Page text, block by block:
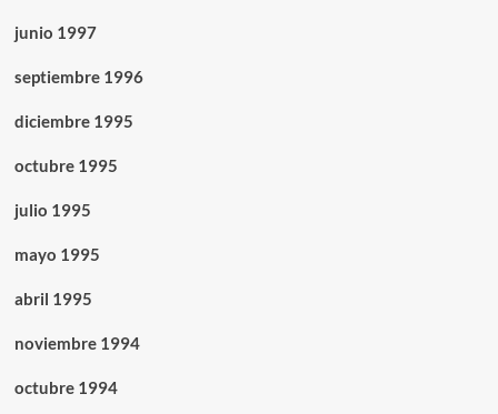
junio 1997
septiembre 1996
diciembre 1995
octubre 1995
julio 1995
mayo 1995
abril 1995
noviembre 1994
octubre 1994